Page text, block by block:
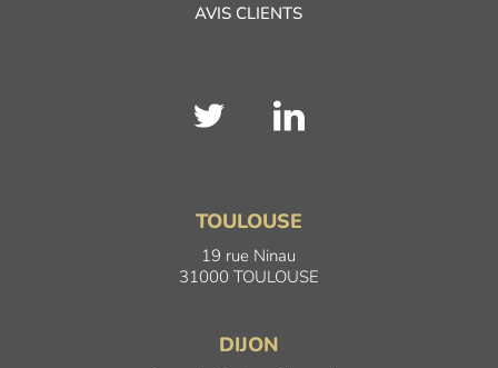
AVIS CLIENTS
TOULOUSE
19 rue Ninau
31000 TOULOUSE
DIJON